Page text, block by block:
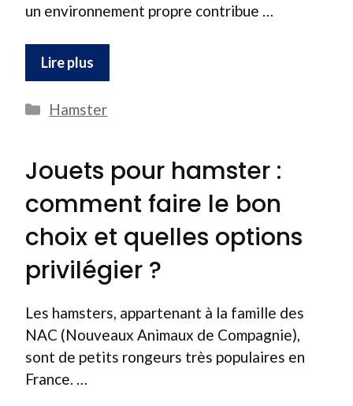
un environnement propre contribue …
Lire plus
Catégories
Hamster
Jouets pour hamster :
comment faire le bon
choix et quelles options
privilégier ?
Les hamsters, appartenant à la famille des
NAC (Nouveaux Animaux de Compagnie),
sont de petits rongeurs très populaires en
France. …